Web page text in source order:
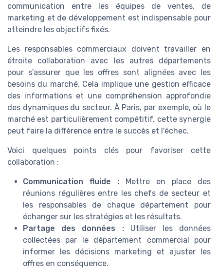
communication entre les équipes de ventes, de
marketing et de développement est indispensable pour
atteindre les objectifs fixés.
Les responsables commerciaux doivent travailler en
étroite collaboration avec les autres départements
pour s'assurer que les offres sont alignées avec les
besoins du marché. Cela implique une gestion efficace
des informations et une compréhension approfondie
des dynamiques du secteur. À Paris, par exemple, où le
marché est particulièrement compétitif, cette synergie
peut faire la différence entre le succès et l'échec.
Voici quelques points clés pour favoriser cette
collaboration :
Communication fluide : Mettre en place des
réunions régulières entre les chefs de secteur et
les responsables de chaque département pour
échanger sur les stratégies et les résultats.
Partage des données :Utiliser les données
collectées par le département commercial pour
informer les décisions marketing et ajuster les
offres en conséquence.